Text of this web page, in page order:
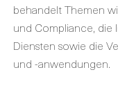
behandelt Themen
und Compliance, die
Diensten sowie die
und -anwendungen.